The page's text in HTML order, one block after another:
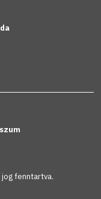
fenntartva.